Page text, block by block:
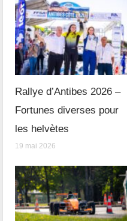
Rallye d’Antibes 2026 –
Fortunes diverses pour
les helvètes
19 mai 2026